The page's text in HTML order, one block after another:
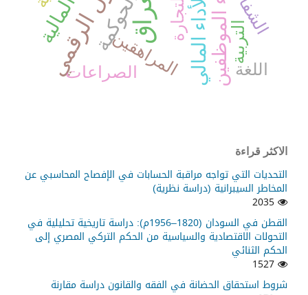
أداء الموظفينالأداء المالي الحوكمة التجارة
المراهقينالصراعات
التربية
اللغة
الاكثر قراءة
التحديات التي تواجه مراقبة الحسابات في الإفصاح المحاسبي عن
المخاطر السيبرانية (دراسة نظرية)
القطن في السودان (1820–1956م): دراسة تاريخية تحليلية في
التحولات الاقتصادية والسياسية من الحكم التركي المصري إلى
الحكم الثنائي
شروط استحقاق الحضانة في الفقه والقانون دراسة مقارنة